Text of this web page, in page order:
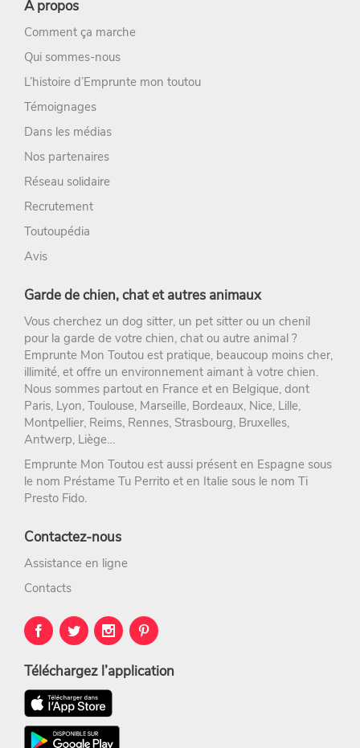
A propos
Comment ça marche
Qui sommes-nous
L’histoire d’Emprunte mon toutou
Témoignages
Dans les médias
Nos partenaires
Réseau solidaire
Recrutement
Toutoupédia
Avis
Garde de chien, chat et autres animaux
Vous cherchez un dog sitter, un pet sitter ou un chenil
pour la garde de votre chien, chat ou autre animal ?
Emprunte Mon Toutou est pratique, beaucoup moins cher,
illimité, et offre un environnement aimant à votre chien.
Nous sommes partout en France et en Belgique, dont
Paris, Lyon, Toulouse, Marseille, Bordeaux, Nice, Lille,
Montpellier, Reims, Rennes, Strasbourg, Bruxelles,
Antwerp, Liège…
Emprunte Mon Toutou est aussi présent en Espagne sous
le nom Préstame Tu Perrito et en Italie sous le nom Ti
Presto Fido.
Contactez-nous
Assistance en ligne
Contacts
Téléchargez l’application